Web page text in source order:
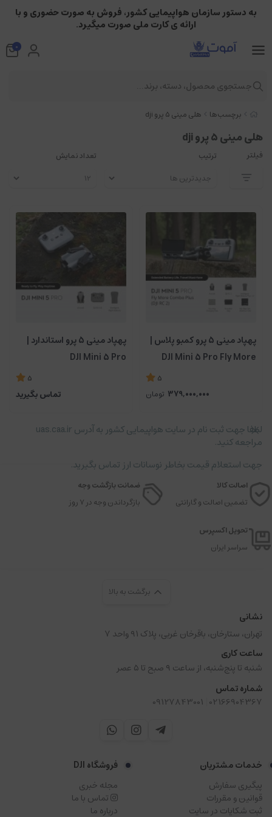
برچسب‌ها هلی مینی ۵ پرو dji
هلی مینی ۵ پرو dji
فیلتر ترتیب تعداد نمایش
پهپاد مینی 5 پرو کمبو پلاس |
DJI Mini 5 Pro Fly More
5
379,000,000 تومان
پهپاد مینی 5 پرو استاندارد |
DJI Mini 5 Pro
5
تماس بگیرید
اصالت کالا
تضمین اصالت و گارانتی
ضمانت بازگشت وجه
بازگرداندن وجه در ۷ روز
تحویل اکسپرس
سراسر ایران
برگشت به بالا
نشانی
تهران، ستارخان، باقرخان غربی، پلاک ۹۱ واحد ۷
ساعت کاری
شنبه تا پنج‌شنبه، از ساعت ۹ صبح تا ۵ عصر
شماره تماس
02166904367
09127843001
خدمات مشتریان
پیگیری سفارش
قوانین و مقررات
ثبت شکایات در سایت
فروشگاه DJI
مجله خبری
تماس با ما
درباره ما
به دستور سازمان هواپیمایی کشور، فروش به صورت حضوری و با
ارائه ی کارت ملی صورت میگیرد.
0
جستجوی محصول، دسته، برند...
لطفا جهت ثبت نام در سایت هواپیمایی کشور به آدرس uas.caa.ir
مراجعه کنید.
جهت استعلام قیمت بخاطر نوسانات ارز تماس بگیرید.